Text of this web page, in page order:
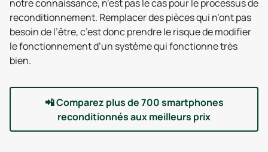
notre connaissance, n’est pas le cas pour le processus de
reconditionnement. Remplacer des pièces qui n’ont pas
besoin de l’être, c’est donc prendre le risque de modifier
le fonctionnement d’un système qui fonctionne très
bien.
📲Comparez plus de 700 smartphones
reconditionnés aux meilleurs prix